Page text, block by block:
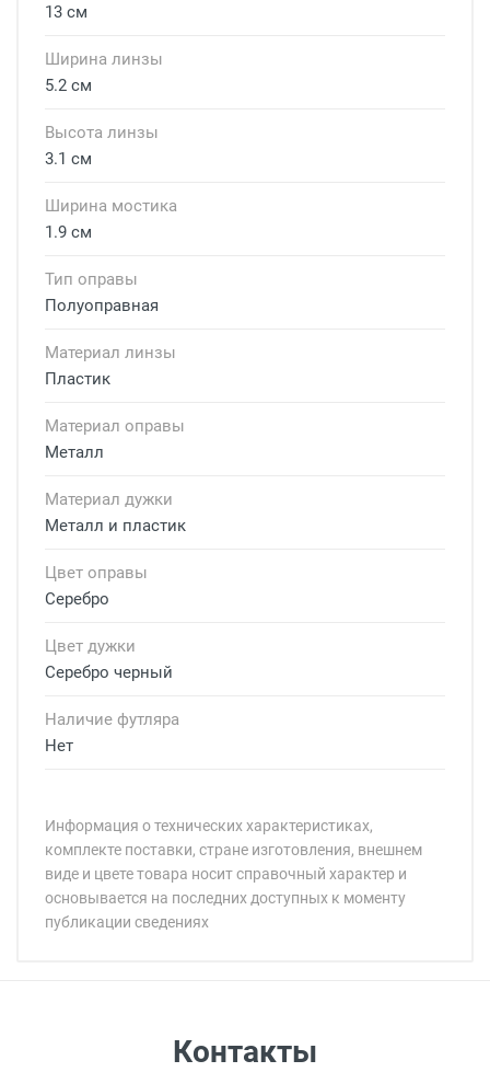
13 см
Ширина линзы
5.2 см
Высота линзы
3.1 см
Ширина мостика
1.9 см
Тип оправы
Полуоправная
Материал линзы
Пластик
Материал оправы
Металл
Материал дужки
Металл и пластик
Цвет оправы
Серебро
Цвет дужки
Серебро черный
Наличие футляра
Нет
Информация о технических характеристиках,
комплекте поставки, стране изготовления, внешнем
виде и цвете товара носит справочный характер и
основывается на последних доступных к моменту
публикации сведениях
Контакты